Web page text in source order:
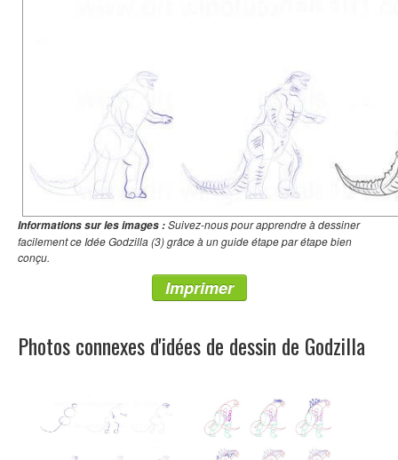
Informations sur les images :Suivez-nous pour apprendre à dessiner
facilement ce Idée Godzilla (3) grâce à un guide étape par étape bien
conçu.
Imprimer
Photos connexes d'idées de dessin de Godzilla